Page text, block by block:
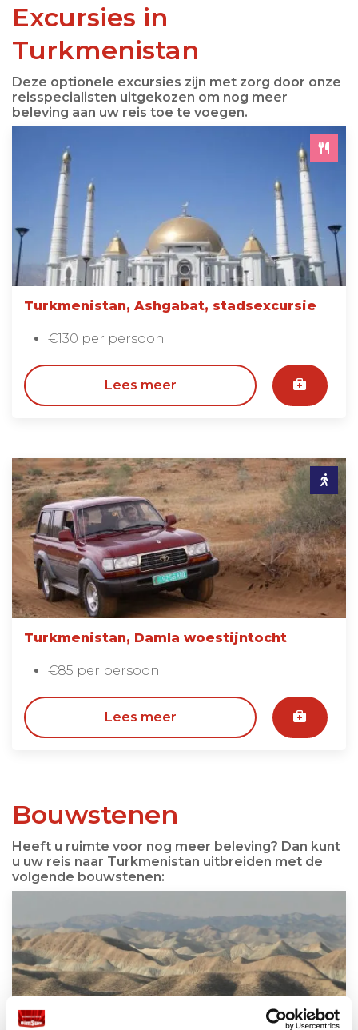
Excursies in
Turkmenistan
Deze optionele excursies zijn met zorg door onze
reisspecialisten uitgekozen om nog meer
beleving aan uw reis toe te voegen.
Turkmenistan, Ashgabat, stadsexcursie
€130 per persoon
Lees meer
Turkmenistan, Damla woestijntocht
€85 per persoon
Lees meer
Bouwstenen
Heeft u ruimte voor nog meer beleving? Dan kunt
u uw reis naar Turkmenistan uitbreiden met de
volgende bouwstenen: